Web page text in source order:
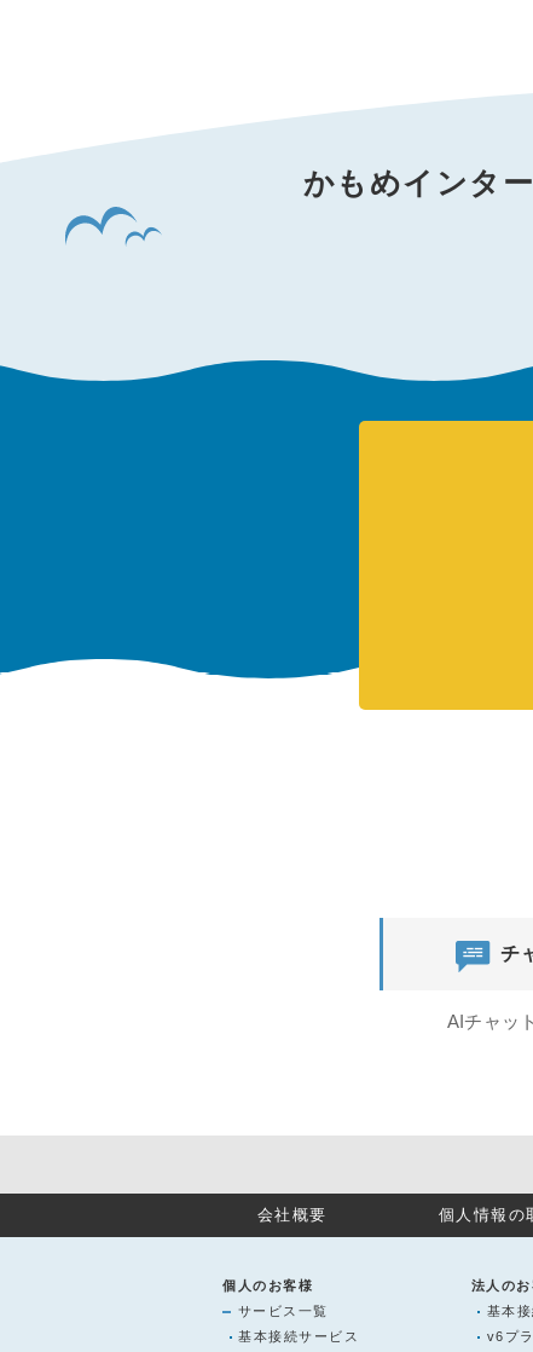
かもめインタ
チ
AIチャッ
会社概要 個人情報の
個人のお客様
サービス一覧
基本接続サービス
法人のお
基本
v6プ